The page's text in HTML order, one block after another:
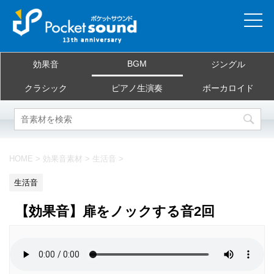
当サイトについて
ご利用規約
お問合せ
効果音 BGM ジングル
クラシック ピアノ生演奏 ボーカロイド
HOME > 効果音素材 > 生活音 >
生活音
【効果音】扉をノックする音2回